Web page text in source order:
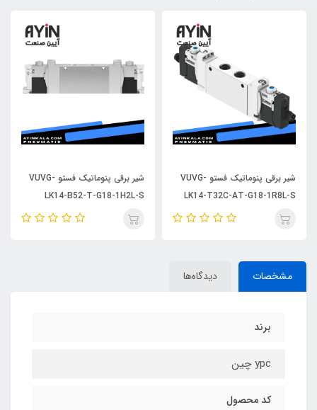
شیر برقی پنوماتیک فستو VUVG-
LK14-
شیر برقی پنوماتیک فستو VUVG-
LK14-B52-T-G18-1H2L-S
AT-G18-1H2L-S
مشخصات دیدگاه‌ها
برند
ypc چین
کد محصول